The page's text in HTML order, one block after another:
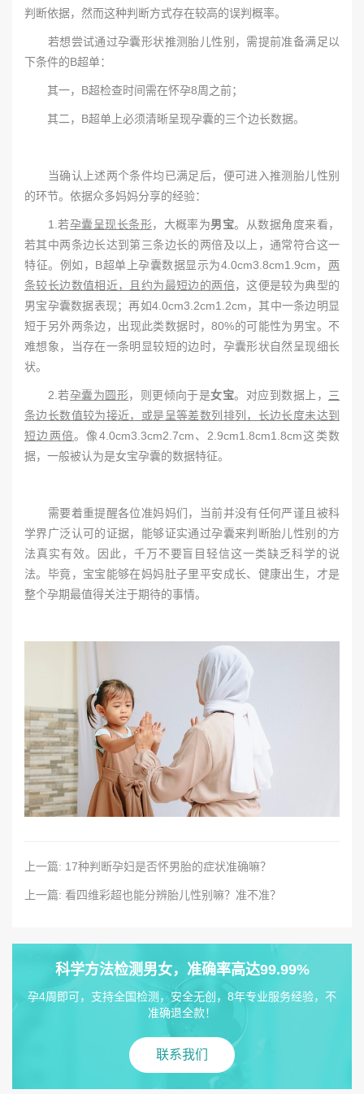
判断依据，然而这种判断方式存在较高的误判概率。
若想尝试通过孕囊形状推测胎儿性别，需提前准备满足以
下条件的B超单：
其一，B超检查时间需在怀孕8周之前；
其二，B超单上必须清晰呈现孕囊的三个边长数据。
当确认上述两个条件均已满足后，便可进入推测胎儿性别
的环节。依据众多妈妈分享的经验：
1.若孕囊呈现长条形，大概率为男宝。从数据角度来看，
若其中两条边长达到第三条边长的两倍及以上，通常符合这一
特征。例如，B超单上孕囊数据显示为4.0cm3.8cm1.9cm， 两
条较长边数值相近，且约为最短边的两倍，这便是较为典型的
男宝孕囊数据表现；再如4.0cm3.2cm1.2cm，其中一条边明显
短于另外两条边，出现此类数据时，80%的可能性为男宝。不
难想象，当存在一条明显较短的边时，孕囊形状自然呈现细长
状。
2.若孕囊为圆形，则更倾向于是女宝。对应到数据上， 三
条边长数值较为接近，或是呈等差数列排列，长边长度未达到
短边两倍。像4.0cm3.3cm2.7cm、2.9cm1.8cm1.8cm这类数
据，一般被认为是女宝孕囊的数据特征。
需要着重提醒各位准妈妈们，当前并没有任何严谨且被科
学界广泛认可的证据，能够证实通过孕囊来判断胎儿性别的方
法真实有效。因此，千万不要盲目轻信这一类缺乏科学的说
法。毕竟，宝宝能够在妈妈肚子里平安成长、健康出生，才是
整个孕期最值得关注于期待的事情。
上一篇: 17种判断孕妇是否怀男胎的症状准确嘛？
上一篇: 看四维彩超也能分辨胎儿性别嘛？准不准？
科学方法检测男女，准确率高达99.99%
孕4周即可，支持全国检测，安全无创，8年专业服务经验，不
准确退全款！
联系我们